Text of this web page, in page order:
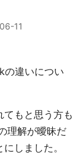
11
違いについ
てもと思う方も
理解が曖昧だ
しました。